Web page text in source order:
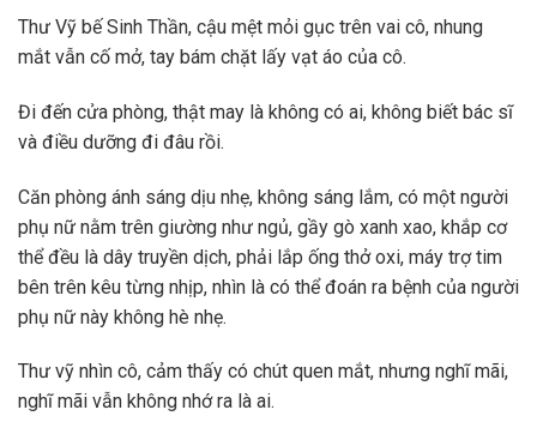
Thư Vỹ bế Sinh Thần, cậu mệt mỏi gục trên vai cô, nhung
mắt vẫn cố mở, tay bám chặt lấy vạt áo của cô.
Đi đến cửa phòng, thật may là không có ai, không biết bác sĩ
và điều dưỡng đi đâu rồi.
Căn phòng ánh sáng dịu nhẹ, không sáng lắm, có một người
phụ nữ nằm trên giường như ngủ, gầy gò xanh xao, khắp cơ
thể đều là dây truyền dịch, phải lắp ống thở oxi, máy trợ tim
bên trên kêu từng nhịp, nhìn là có thể đoán ra bệnh của người
phụ nữ này không hè nhẹ.
Thư vỹ nhìn cô, cảm thấy có chút quen mắt, nhưng nghĩ mãi,
nghĩ mãi vẫn không nhớ ra là ai.